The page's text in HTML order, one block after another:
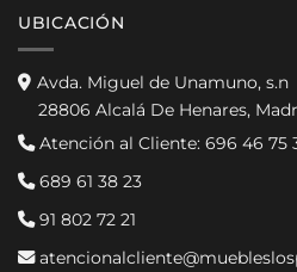
UBICACIÓN
Avda. Miguel de Unamuno, s.n
28806 Alcalá De Henares,
Atención al Cliente: 696 46 75
689 61 38 23
91 802 72 21